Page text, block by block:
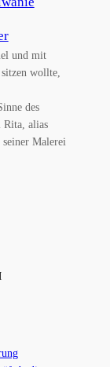
und mit
wollte,
des
Rita, alias
Malerei